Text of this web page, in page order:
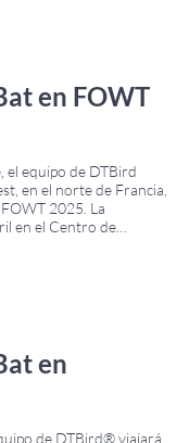
en FOWT
el equipo de DTBird
en el norte de Francia,
2025. La
en el Centro de
sobre
en
de DTBird® viajará